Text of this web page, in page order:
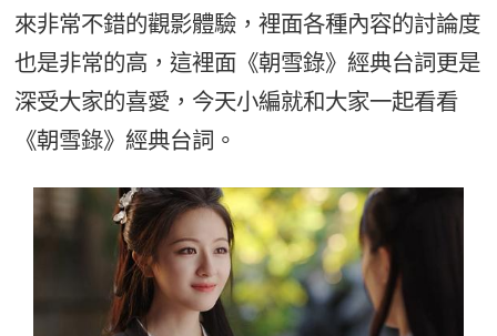
來非常不錯的觀影體驗，裡面各種內容的討論度
也是非常的高，這裡面《朝雪錄》經典台詞更是
深受大家的喜愛，今天小編就和大家一起看看
《朝雪錄》經典台詞。